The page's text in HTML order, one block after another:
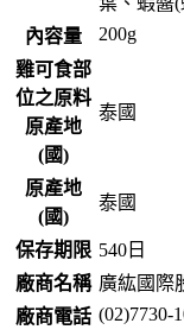
內容量
200g
雞可食部
位之原料
原產地
(國)
泰國
原產地
(國)
泰國
保存期限 540 日
廠商名稱 廣紘國際
廠商電話 (02)7730-